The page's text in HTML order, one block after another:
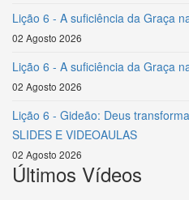
Lição 6 - A suficiência da Graça
02 Agosto 2026
Lição 6 - A suficiência da Graça
02 Agosto 2026
Lição 6 - Gideão: Deus
SLIDES E VIDEOAULAS
02 Agosto 2026
Últimos Vídeos